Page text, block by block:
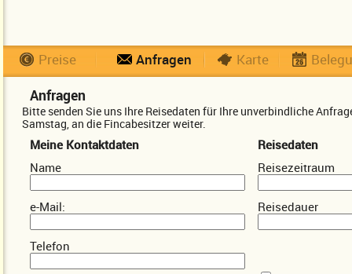
Preise Anfragen Karte
Anfragen
Bitte senden Sie uns Ihre Reisedaten für Ihre unverbindliche
Samstag, an die Fincabesitzer weiter.
Meine Kontaktdaten
Name
e-Mail:
Telefon
Reisedaten
Reisezeitraum
Reisedauer